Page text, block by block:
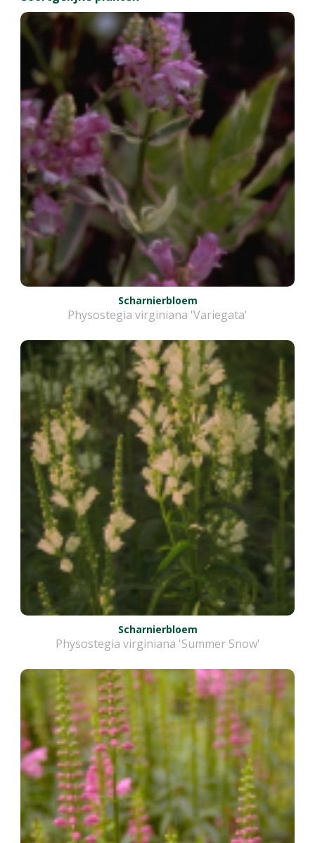
Scharnierbloem
Physostegia virginiana 'Variegata'
Scharnierbloem
Physostegia virginiana 'Summer Snow'